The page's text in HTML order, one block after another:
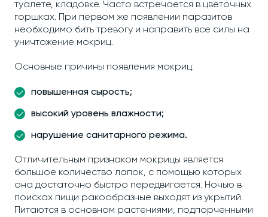
туалете, кладовке. Часто встречается в цветочных
горшках. При первом же появлении паразитов
необходимо бить тревогу и направить все силы на
уничтожение мокриц.
Основные причины появления мокриц:
повышенная сырость;
высокий уровень влажности;
нарушение санитарного режима.
Отличительным признаком мокрицы является
большое количество лапок, с помощью которых
она достаточно быстро передвигается. Ночью в
поисках пищи ракообразные выходят из укрытий.
Питаются в основном растениями, подпорченными